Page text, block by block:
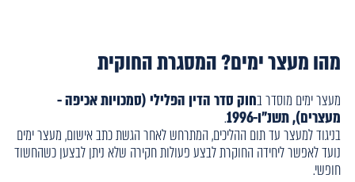
מהו מעצר ימים? המסגרת החוקית
מעצר ימים מוסדר בחוק סדר הדין הפלילי (סמכויות אכיפה -
מעצרים), תשנ"ו-1996
.
בניגוד למעצר עד תום ההליכים, המתרחש לאחר הגשת כתב אישום, מעצר ימים
נועד לאפשר ליחידה החוקרת לבצע פעולות חקירה שלא ניתן לבצען כשהחשוד
חופשי.